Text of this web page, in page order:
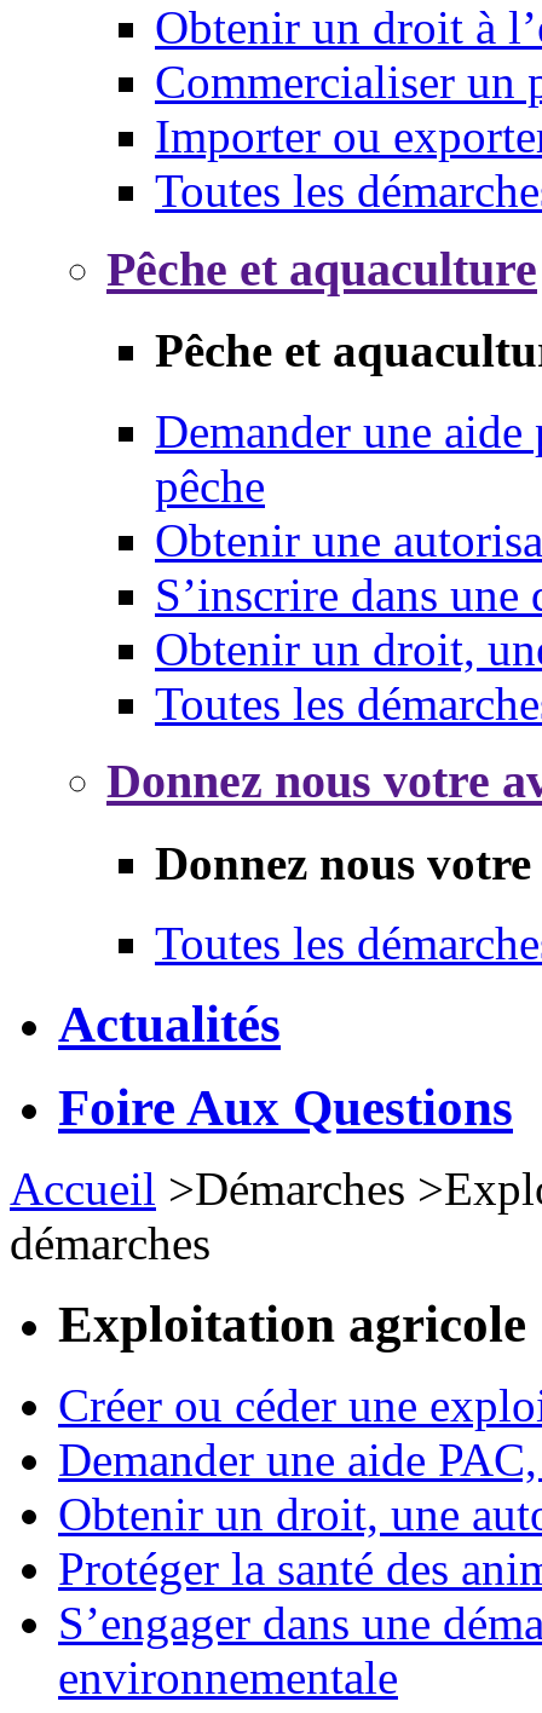
Obtenir un droit à
Commercialiser un
Importer ou
Toutes les
Pêche et aquaculture
Pêche et
Demander une
pêche
Obtenir une
S’inscrire dans une
Obtenir un droit,
Toutes les
Donnez nous votre
Donnez nous
Toutes les
Actualités
Foire Aux Questions
Accueil >Démarches >
démarches
Exploitation agricole
Créer ou céder une
Demander une aide
Obtenir un droit, une
Protéger la santé des
S’engager dans une
environnementale